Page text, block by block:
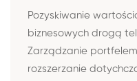
Pozyskiwanie
biznesowych drogą
Zarządzanie
rozszerzanie